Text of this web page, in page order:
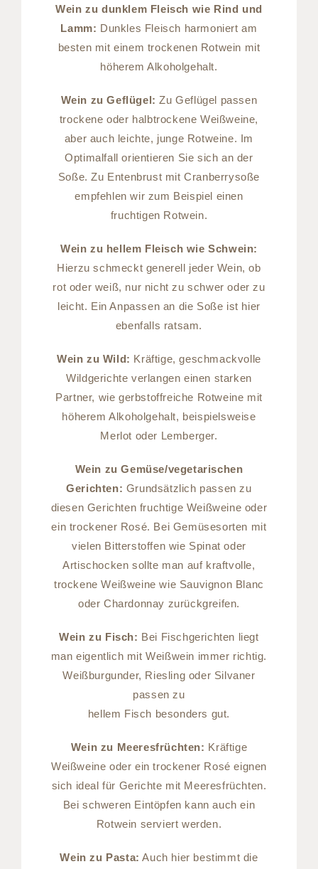
Wein zu dunklem Fleisch wie Rind und
Lamm: Dunkles Fleisch harmoniert am
besten mit einem trockenen Rotwein mit
höherem Alkoholgehalt.
Wein zu Geflügel: Zu Geflügel passen
trockene oder halbtrockene Weißweine,
aber auch leichte, junge Rotweine. Im
Optimalfall orientieren Sie sich an der
Soße. Zu Entenbrust mit Cranberrysoße
empfehlen wir zum Beispiel einen
fruchtigen Rotwein.
Wein zu hellem Fleisch wie Schwein:
Hierzu schmeckt generell jeder Wein, ob
rot oder weiß, nur nicht zu schwer oder zu
leicht. Ein Anpassen an die Soße ist hier
ebenfalls ratsam.
Wein zu Wild: Kräftige, geschmackvolle
Wildgerichte verlangen einen starken
Partner, wie gerbstoffreiche Rotweine mit
höherem Alkoholgehalt, beispielsweise
Merlot oder Lemberger.
Wein zu Gemüse/vegetarischen
Gerichten: Grundsätzlich passen zu
diesen Gerichten fruchtige Weißweine oder
ein trockener Rosé. Bei Gemüsesorten mit
vielen Bitterstoffen wie Spinat oder
Artischocken sollte man auf kraftvolle,
trockene Weißweine wie Sauvignon Blanc
oder Chardonnay zurückgreifen.
Wein zu Fisch: Bei Fischgerichten liegt
man eigentlich mit Weißwein immer richtig.
Weißburgunder, Riesling oder Silvaner
passen zu
hellem Fisch besonders gut.
Wein zu Meeresfrüchten: Kräftige
Weißweine oder ein trockener Rosé eignen
sich ideal für Gerichte mit Meeresfrüchten.
Bei schweren Eintöpfen kann auch ein
Rotwein serviert werden.
Wein zu Pasta: Auch hier bestimmt die